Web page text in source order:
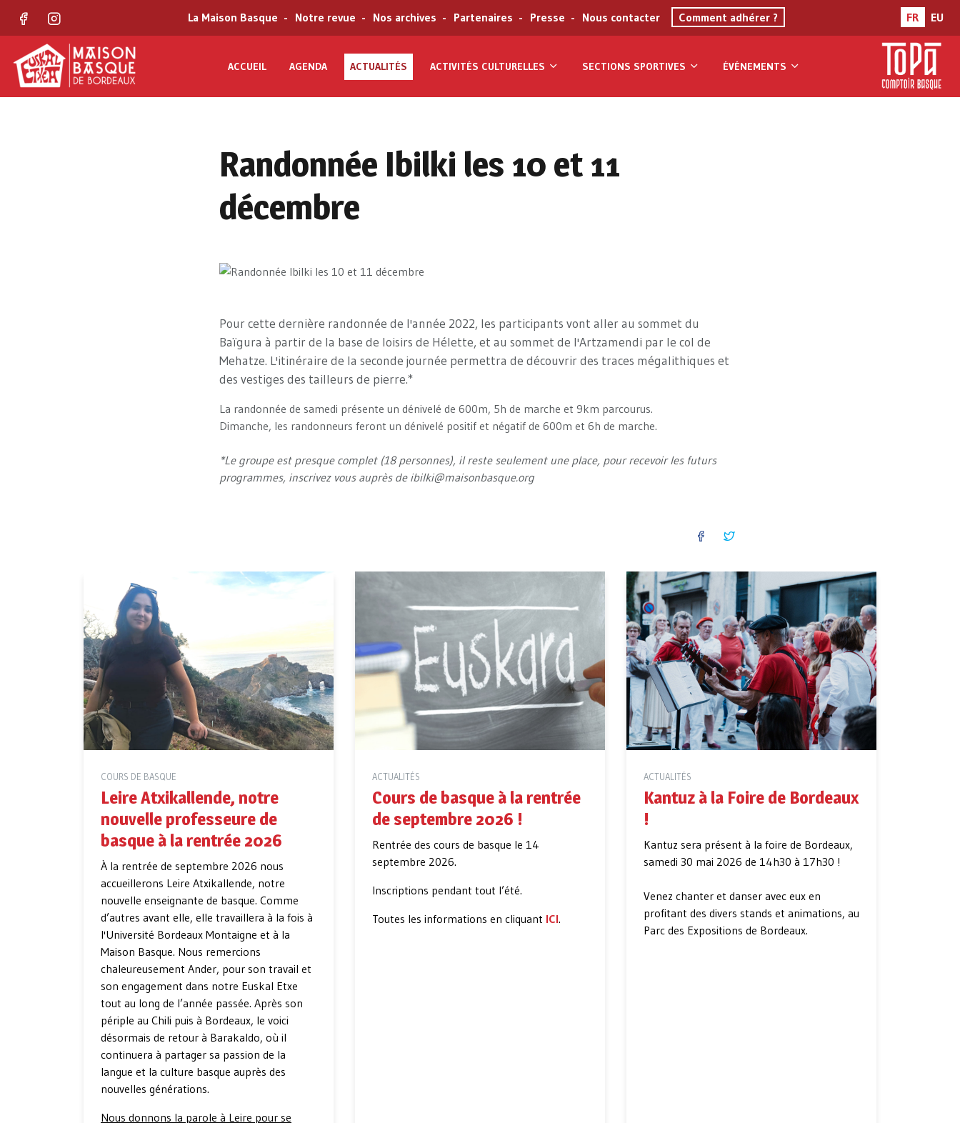
FacebookInstagram La Maison Basque Notre revue Nos archives Partenaires Presse Nous contacter Comment adhérer ? FR EU
ACCUEIL AGENDA ACTUALITÉS ACTIVITÉS CULTURELLES SECTIONS SPORTIVES ÉVÉNEMENTS
Randonnée Ibilki les 10 et 11
décembre
Pour cette dernière randonnée de l'année 2022, les participants vont aller au sommet du
Baïgura à partir de la base de loisirs de Hélette, et au sommet de l'Artzamendi par le col de
Mehatze. L'itinéraire de la seconde journée permettra de découvrir des traces mégalithiques et
des vestiges des tailleurs de pierre.*
La randonnée de samedi présente un dénivelé de 600m, 5h de marche et 9km parcourus.
Dimanche, les randonneurs feront un dénivelé positif et négatif de 600m et 6h de marche.
*Le groupe est presque complet (18 personnes), il reste seulement une place, pour recevoir les futurs
programmes, inscrivez vous auprès de ibilki@maisonbasque.org
FACEBOOK
TWITTER
COURS DE BASQUE
Leire Atxikallende, notre
nouvelle professeure de
basque à la rentrée 2026
À la rentrée de septembre 2026 nous
accueillerons Leire Atxikallende, notre
nouvelle enseignante de basque. Comme
d’autres avant elle, elle travaillera à la fois à
l'Université Bordeaux Montaigne et à la
Maison Basque. Nous remercions
chaleureusement Ander, pour son travail et
son engagement dans notre Euskal Etxe
tout au long de l’année passée. Après son
périple au Chili puis à Bordeaux, le voici
désormais de retour à Barakaldo, où il
continuera à partager sa passion de la
langue et la culture basque auprès des
nouvelles générations.
Nous donnons la parole à Leire pour se
ACTUALITÉS
Cours de basque à la rentrée
de septembre 2026 !
Rentrée des cours de basque le 14
septembre 2026.
Inscriptions pendant tout l’été.
Toutes les informations en cliquant ICI.
ACTUALITÉS
Kantuz à la Foire de Bordeaux
!
Kantuz sera présent à la foire de Bordeaux,
samedi 30 mai 2026 de 14h30 à 17h30 !
Venez chanter et danser avec eux en
profitant des divers stands et animations, au
Parc des Expositions de Bordeaux.